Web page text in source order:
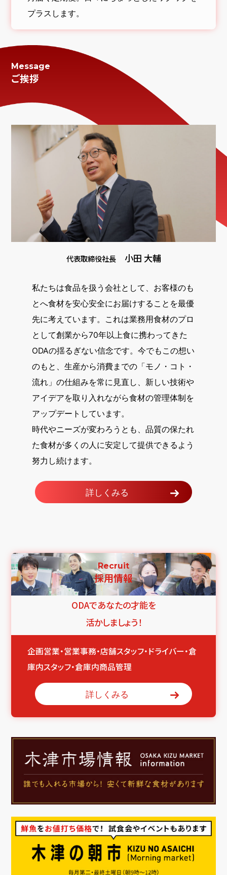
プラスします。
Message
ご挨拶
代表取締役社長小田 大輔
私たちは食品を扱う会社として、お客様のも
とへ食材を安心安全にお届けすることを最優
先に考えています。これは業務用食材のプロ
として創業から70年以上食に携わってきた
ODAの揺るぎない信念です。今でもこの想い
のもと、生産から消費までの「モノ・コト・
流れ」の仕組みを常に見直し、新しい技術や
アイデアを取り入れながら食材の管理体制を
アップデートしています。
時代やニーズが変わろうとも、品質の保たれ
た食材が多くの人に安定して提供できるよう
努力し続けます。
詳しくみる
Recruit
採用情報
ODAであなたの才能を
活かしましょう！
企画営業・営業事務・店舗スタッフ・ドライバー・倉
庫内スタッフ・倉庫内商品管理
詳しくみる